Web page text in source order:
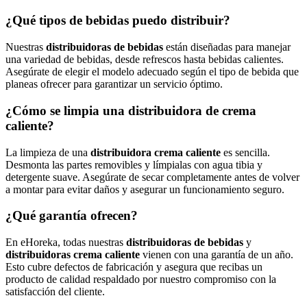
¿Qué tipos de bebidas puedo distribuir?
Nuestras distribuidoras de bebidas están diseñadas para manejar
una variedad de bebidas, desde refrescos hasta bebidas calientes.
Asegúrate de elegir el modelo adecuado según el tipo de bebida que
planeas ofrecer para garantizar un servicio óptimo.
¿Cómo se limpia una distribuidora de crema
caliente?
La limpieza de una distribuidora crema caliente es sencilla.
Desmonta las partes removibles y límpialas con agua tibia y
detergente suave. Asegúrate de secar completamente antes de volver
a montar para evitar daños y asegurar un funcionamiento seguro.
¿Qué garantía ofrecen?
En eHoreka, todas nuestras distribuidoras de bebidas y
distribuidoras crema caliente vienen con una garantía de un año.
Esto cubre defectos de fabricación y asegura que recibas un
producto de calidad respaldado por nuestro compromiso con la
satisfacción del cliente.